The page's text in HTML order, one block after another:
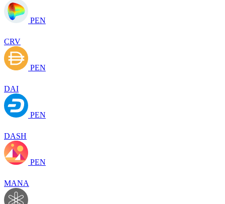
PEN
CRV
PEN
DAI
PEN
DASH
PEN
MANA